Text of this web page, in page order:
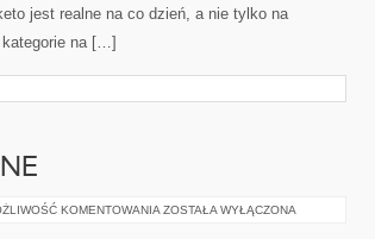
jest realne na co dzień, a nie tylko na
kategorie na […]
KOMENTOWANIA MATERIAŁY
ZOSTAŁA WYŁĄCZONA